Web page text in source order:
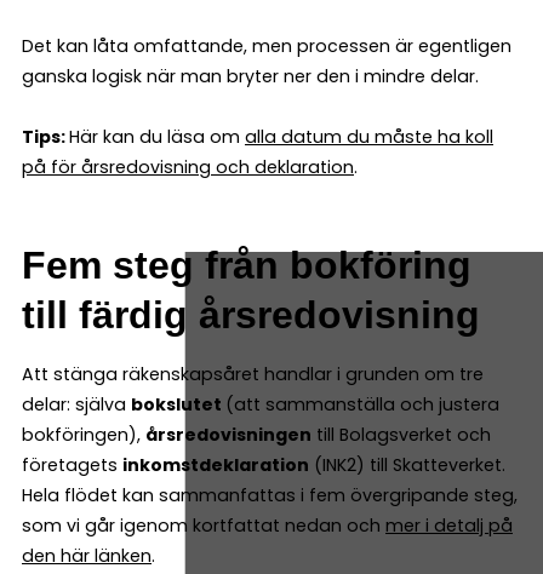
Det kan låta omfattande, men processen är egentligen
ganska logisk när man bryter ner den i mindre delar.
Tips:Här kan du läsa om alla datum du måste ha koll
på för årsredovisning och deklaration.
Fem steg från bokföring
till färdig årsredovisning
Att stänga räkenskapsåret handlar i grunden om tre
delar: själva bokslutet (att sammanställa och justera
bokföringen), årsredovisningen till Bolagsverket och
företagets inkomstdeklaration (INK2) till Skatteverket.
Hela flödet kan sammanfattas i fem övergripande steg,
som vi går igenom kortfattat nedan och mer i detalj på
den här länken.